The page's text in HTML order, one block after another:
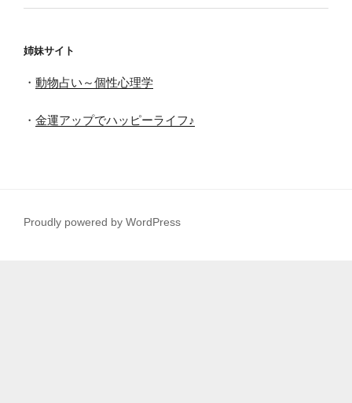
姉妹サイト
・ 動物占い～個性心理学
・ 金運アップでハッピーライフ♪
Proudly powered by WordPress